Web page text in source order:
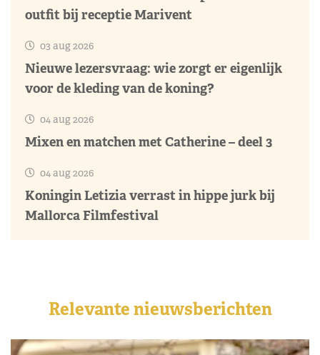
outfit bij receptie Marivent
03 aug 2026
Nieuwe lezersvraag: wie zorgt er eigenlijk
voor de kleding van de koning?
04 aug 2026
Mixen en matchen met Catherine – deel 3
04 aug 2026
Koningin Letizia verrast in hippe jurk bij
Mallorca Filmfestival
Relevante nieuwsberichten